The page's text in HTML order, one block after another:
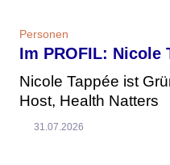
Personen
Im PROFIL: Nicole
Nicole Tappée ist
Host, Health Natters
31.07.2026